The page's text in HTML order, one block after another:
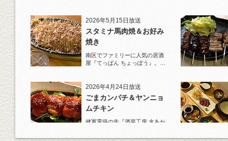
2026年5月15日放送
スタミナ馬肉焼＆お好み
焼き
南区でファミリーに人気の居酒
屋『てっぱん ちょっぽう』。王
2026年4月24日放送
ごまカンパチ＆ヤンニョ
ムチキン
健軍電停の先『酒菜工房 水あか
杯！まずは『ごまカンパチ』を